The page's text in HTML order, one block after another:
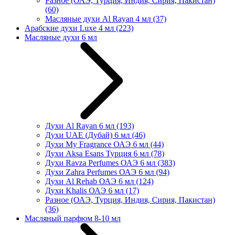
(60)
Масляные духи Al Rayan 4 мл (37)
Арабские духи Luxe 4 мл (223)
Масляные духи 6 мл
Духи Al Rayan 6 мл (193)
Духи UAE (Дубай) 6 мл (46)
Духи My Fragrance ОАЭ 6 мл (44)
Духи Aksa Esans Турция 6 мл (78)
Духи Ravza Perfumes ОАЭ 6 мл (383)
Духи Zahra Perfumes ОАЭ 6 мл (94)
Духи Al Rehab ОАЭ 6 мл (124)
Духи Khalis ОАЭ 6 мл (17)
Разное (ОАЭ, Турция, Индия, Сирия, Пакистан)
(36)
Масляный парфюм 8-10 мл